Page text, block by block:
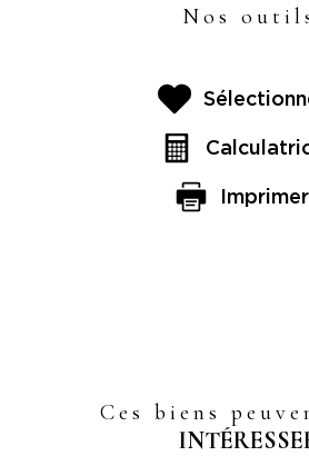
Nos
Imprimer
Ces biens